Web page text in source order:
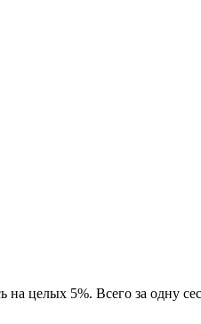
на целых 5%. Всего за одну